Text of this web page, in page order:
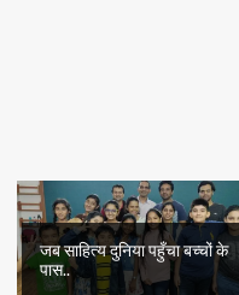
जब साहित्य दुनिया पहुँचा बच्चों के
पास..